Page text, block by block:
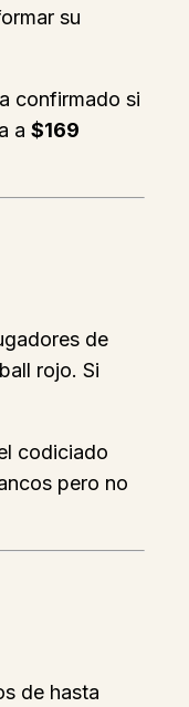
su
confirmado si
a $169
de
rojo. Si
codiciado
pero no
de hasta